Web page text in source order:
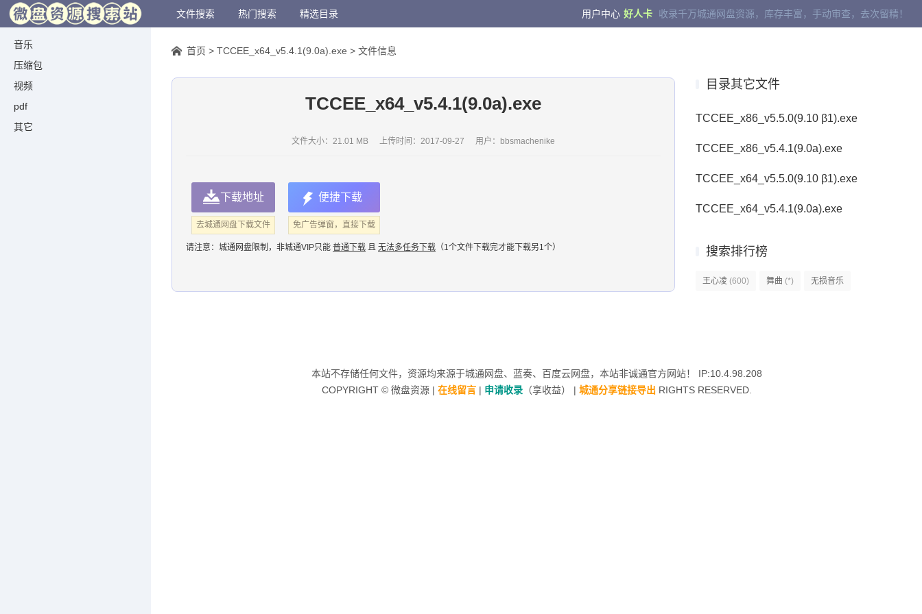
音乐
压缩包
视频
pdf
其它
文件搜索 热门搜索 精选目录 用户中心 好人卡 收录千万城通网盘资源，库存丰富，手动审查，去次留精！
首页 > TCCEE_x64_v5.4.1(9.0a).exe > 文件信息
目录其它文件
TCCEE_x86_v5.5.0(9.10 β1).exe
TCCEE_x86_v5.4.1(9.0a).exe
TCCEE_x64_v5.5.0(9.10 β1).exe
TCCEE_x64_v5.4.1(9.0a).exe
搜索排行榜
王心凌 (600) 舞曲 (*) 无损音乐
TCCEE_x64_v5.4.1(9.0a).exe
文件大小：21.01 MB 上传时间： 2017-09-27 用户： bbsmachenike
下载地址
去城通网盘下载文件
便捷下载
免广告弹窗，直接下载
请注意： 城通网盘限制，非城通VIP只能 普通下载 且 无法多任务下载 （1个文件下载完才能下载另1个）
本站不存储任何文件，资源均来源于城通网盘、蓝奏、 百度云网盘，本站非诚通官方网站！ IP:10.4.98.208
COPYRIGHT © 微盘资源| 在线留言| 申请收录（享收益） | 城通分享链接导出 RIGHTS RESERVED.